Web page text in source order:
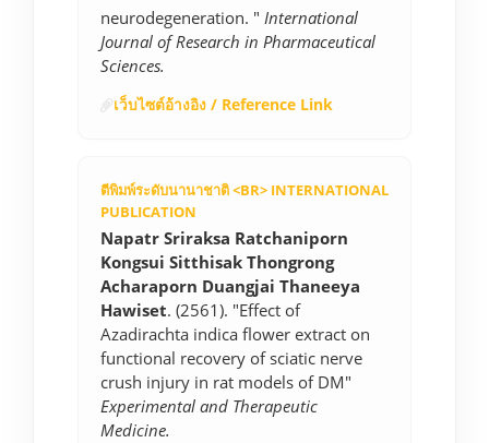
neurodegeneration. " International
Journal of Research in Pharmaceutical
Sciences.
เว็บไซต์อ้างอิง / Reference Link
ตีพิมพ์ระดับนานาชาติ <BR> INTERNATIONAL
PUBLICATION
Napatr Sriraksa Ratchaniporn
Kongsui Sitthisak Thongrong
Acharaporn Duangjai Thaneeya
Hawiset. (2561). "Effect of
Azadirachta indica flower extract on
functional recovery of sciatic nerve
crush injury in rat models of DM"
Experimental and Therapeutic
Medicine.